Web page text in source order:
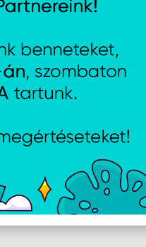
Lenovo Desktop TC
FreeDOS - Black +
billentyűzet